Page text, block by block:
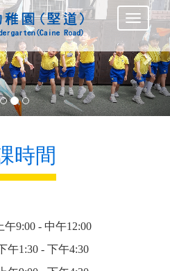
時間
9:00 - 中午12:00
1:30 - 下午4:30